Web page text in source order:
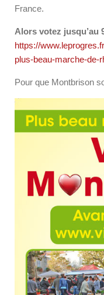
France.
Alors votez jusqu’au
https://
plus-beau-marche-de-
Pour que Montbrison